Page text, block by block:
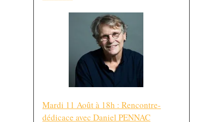
Mardi 11 Août à 18h : Rencontre-
dédicace avec Daniel PENNAC